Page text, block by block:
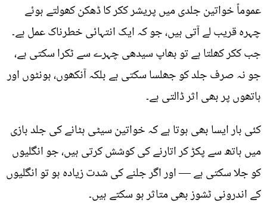
عموماً خواتین جلدی میں پریشر ککر کا ڈھکن کھولتے ہوئے
چہرہ قریب لے آتی ہیں، جو کہ ایک انتہائی خطرناک عمل ہے۔
جب ککر کھلتا ہے تو بھاپ سیدھی چہرے سے ٹکرا سکتی ہے،
جو نہ صرف جلد کو جھلسا سکتی ہے بلکہ آنکھوں، ہونٹوں اور
ہاتھوں پر بھی اثر ڈالتی ہے۔
کئی بار ایسا بھی ہوتا ہے کہ خواتین سیٹی ہٹانے کی جلد بازی
میں ہاتھ سے پکڑ کر اتارنے کی کوشش کرتی ہیں، جو انگلیوں
کو جلا سکتی ہے — اور اگر جلنے کی شدت زیادہ ہو تو انگلیوں
کے اندرونی ٹشوز بھی متاثر ہو سکتے ہیں۔